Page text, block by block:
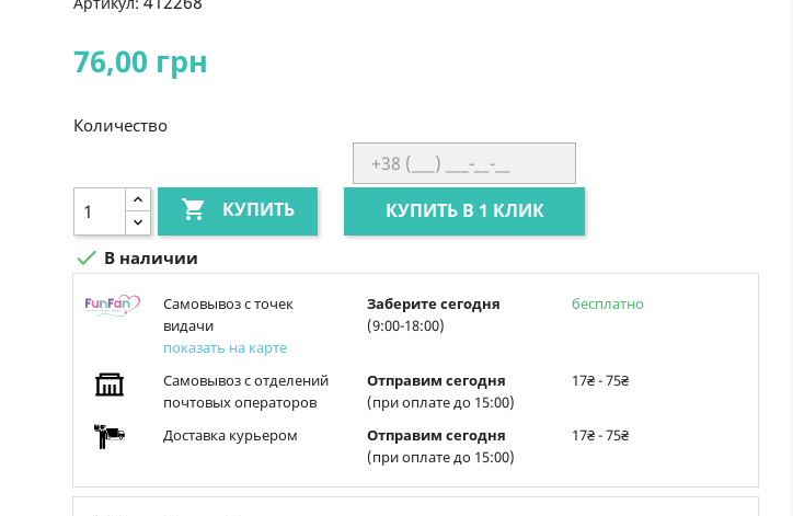
76,00 грн
Количество
 КУПИТЬ КУПИТЬ В 1 КЛИК
 В наличии
Самовывоз с точек
видачи
показать на карте
Заберите сегодня
(9:00-18:00)
бесплатно
Самовывоз с отделений
почтовых операторов
Отправим сегодня
(при оплате до 15:00)
17₴ - 75₴
Доставка курьером
Отправим сегодня
(при оплате до 15:00)
17₴ - 75₴